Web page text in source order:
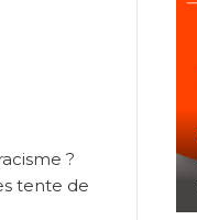
?
tente de